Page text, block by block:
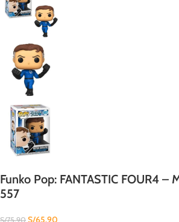
Funko Pop: FANTASTIC FOUR4 –
557
S/75.90 S/65.90